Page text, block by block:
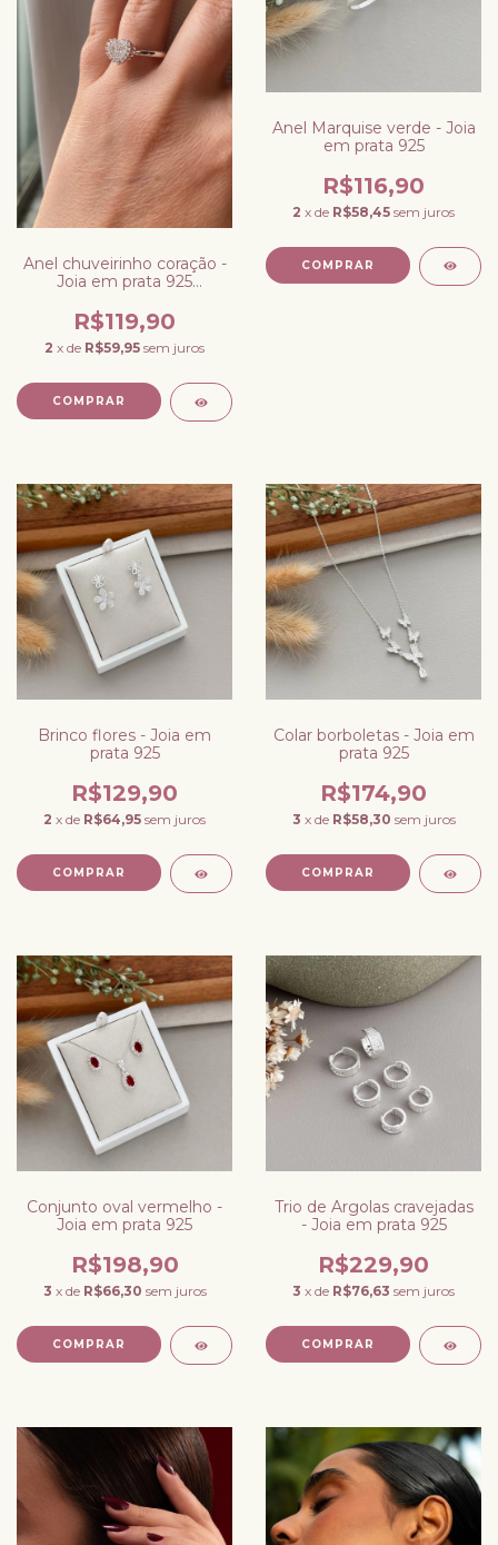
Anel chuveirinho coração -
Joia em prata 925
R$119,90
2 x de R$59,95 sem juros
COMPRAR
Anel Marquise verde - Joia
em prata 925
R$116,90
2 x de R$58,45 sem juros
COMPRAR
Brinco flores - Joia em
prata 925
R$129,90
2 x de R$64,95 sem juros
Colar borboletas - Joia em
prata 925
R$174,90
3 x de R$58,30 sem juros
Conjunto oval vermelho -
Joia em prata 925
R$198,90
3 x de R$66,30 sem juros
Trio de Argolas cravejadas
- Joia em prata 925
R$229,90
3 x de R$76,63 sem juros